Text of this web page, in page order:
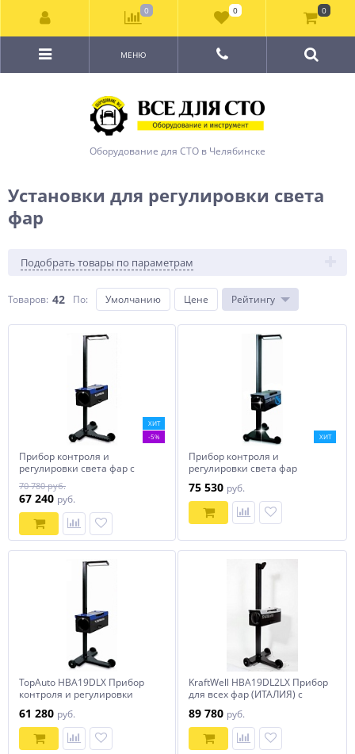
Оборудование для СТО в Челябинске
МЕНЮ
Установки для регулировки света
фар
Подобрать товары по параметрам
Товаров: 42 По: Умолчанию Цене Рейтингу
ХИТ
-5%
Прибор контроля и
регулировки света фар с
лазером KraftWell (Италия)
арт. HBA19DL1LX
70 780 руб.
67 240 руб.
ХИТ
Прибор контроля и
регулировки света фар
наводчиком KraftWell
(Италия) арт. HBA26DL1
75 530 руб.
TopAuto HBA19DLX Прибор
контроля и регулировки
61 280 руб.
KraftWell HBA19DL2LX Прибор
для всех фар (ИТАЛИЯ) с
89 780 руб.
0 0 0